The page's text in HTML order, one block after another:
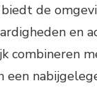
de
en
combineren
een